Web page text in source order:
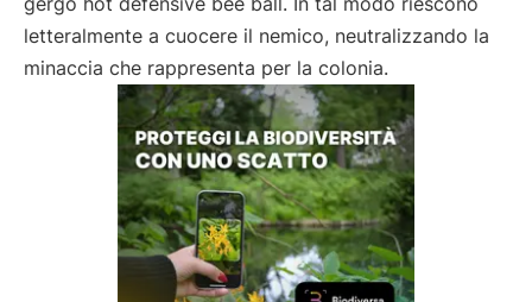
letteralmente a cuocere il nemico, neutralizzando la
minaccia che rappresenta per la colonia.